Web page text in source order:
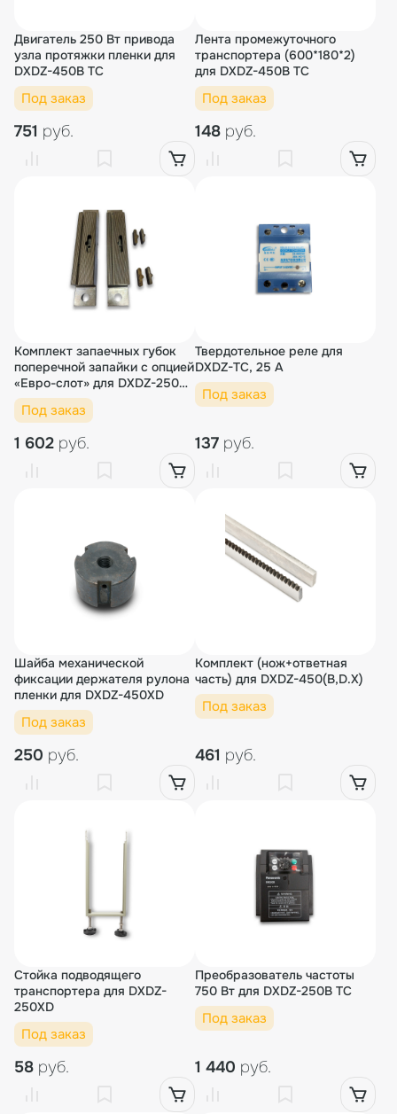
Двигатель 250 Вт привода
узла протяжки пленки для
DXDZ-450B TC
Под заказ
751 руб.
Лента промежуточного
транспортера (600*180*2)
для DXDZ-450B TC
Под заказ
148 руб.
Комплект запаечных губок
поперечной запайки с опцией
«Евро-слот» для DXDZ-250
(B, D, X)
Под заказ
1 602 руб.
Твердотельное реле для
DXDZ-TC, 25 А
Под заказ
137 руб.
Шайба механической
фиксации держателя рулона
пленки для DXDZ-450XD
Под заказ
250 руб.
Комплект (нож+ответная
часть) для DXDZ-450(B,D.X)
Под заказ
461 руб.
Стойка подводящего
транспортера для DXDZ-
250XD
Под заказ
58 руб.
Преобразователь частоты
750 Вт для DXDZ-250B ТС
Под заказ
1 440 руб.